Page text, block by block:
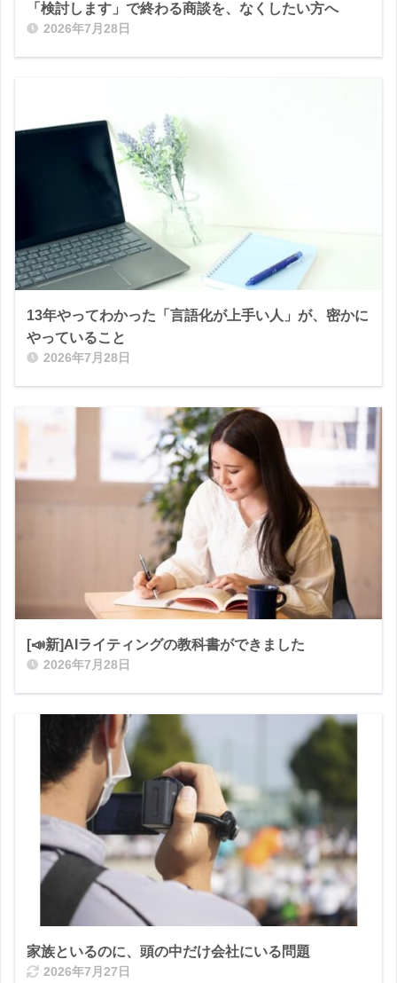
「検討します」で終わる商談を、なくしたい方へ
2026年7月28日
13年やってわかった「言語化が上手い人」が、密かに
やっていること
2026年7月28日
[📣新]AIライティングの教科書ができました
2026年7月28日
家族といるのに、頭の中だけ会社にいる問題
2026年7月27日